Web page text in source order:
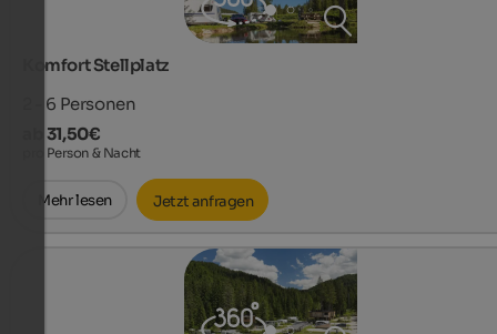
Komfort Stellplatz
2 - 6 Personen
ab 31,50€
pro Person & Nacht
Mehr lesen Jetzt anfragen